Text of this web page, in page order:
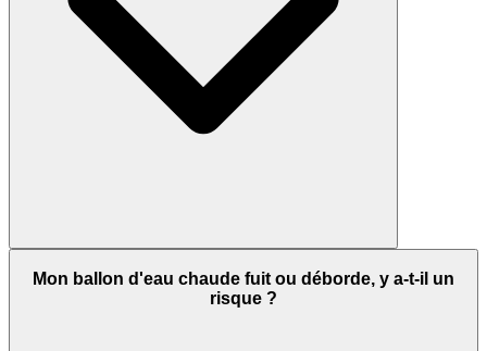
Mon ballon d'eau chaude fuit ou déborde, y a-t-il un
risque ?